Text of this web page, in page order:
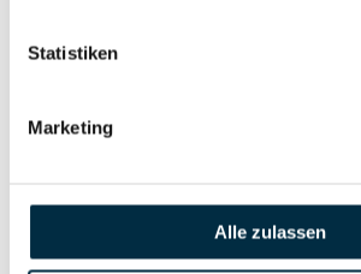
Statistiken
Marketing
Alle zulassen
PEP- und
Insolvenzinformationen
anfragen